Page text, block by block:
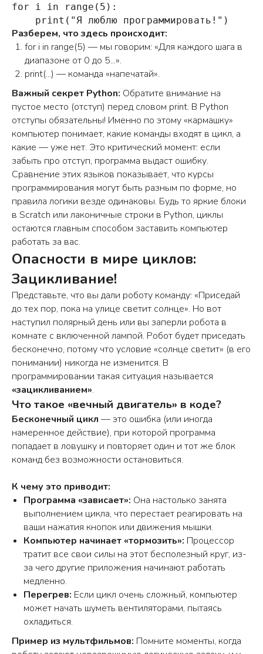
for i in range(5):
    print("Я люблю программировать!")
Разберем, что здесь происходит:
for i in range(5) — мы говорим: «Для каждого шага в
диапазоне от 0 до 5...».
print(...) — команда «напечатай».
Важный секрет Python: Обратите внимание на
пустое место (отступ) перед словом print. В Python
отступы обязательны! Именно по этому «кармашку»
компьютер понимает, какие команды входят в цикл, а
какие — уже нет. Это критический момент: если
забыть про отступ, программа выдаст ошибку.
Сравнение этих языков показывает, что курсы
программирования могут быть разным по форме, но
правила логики везде одинаковы. Будь то яркие блоки
в Scratch или лаконичные строки в Python, циклы
остаются главным способом заставить компьютер
работать за вас.
Опасности в мире циклов:
Зацикливание!
Представьте, что вы дали роботу команду: «Приседай
до тех пор, пока на улице светит солнце». Но вот
наступил полярный день или вы заперли робота в
комнате с включенной лампой. Робот будет приседать
бесконечно, потому что условие «солнце светит» (в его
понимании) никогда не изменится. В
программировании такая ситуация называется
«зацикливанием».
Что такое «вечный двигатель» в коде?
Бесконечный цикл — это ошибка (или иногда
намеренное действие), при которой программа
попадает в ловушку и повторяет один и тот же блок
команд без возможности остановиться.
К чему это приводит:
Программа «зависает»: Она настолько занята
выполнением цикла, что перестает реагировать на
ваши нажатия кнопок или движения мышки.
Компьютер начинает «тормозить»: Процессор
тратит все свои силы на этот бесполезный круг, из-
за чего другие приложения начинают работать
медленно.
Перегрев: Если цикл очень сложный, компьютер
может начать шуметь вентиляторами, пытаясь
охладиться.
Пример из мультфильмов: Помните моменты, когда
Подберём для вас подходящий